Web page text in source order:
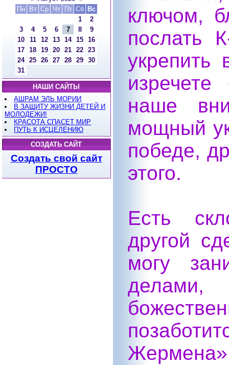
Пн
Вт Ср Чт Пт Сб Вс
1
2
3
4 5 6 7 8
9
10
11 12 13 14 15 16
17 18 19 20 21 22 23
24 25 26 27 28 29 30
31
НАШИ САЙТЫ
АШРАМ ЭЛЬ МОРИИ
В ЗАЩИТУ ЖИЗНИ ДЕТЕЙ И
МОЛОДЕЖИ!
КРАСОТА СПАСЕТ МИР
ПУТЬ К ИСЦЕЛЕНИЮ
СОЗДАТЬ САЙТ
Создать свой сайт
ПРОСТО
ключом,
послать
наше
мощный
победе,
этого.
Есть
другой
могу